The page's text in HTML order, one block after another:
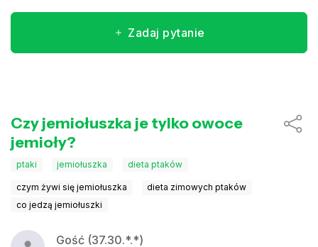
Zadaj pytanie
Czy jemiołuszka je tylko owoce
jemioły?
ptaki jemiołuszka dieta ptaków
czym żywi się jemiołuszka
dieta zimowych ptaków
co jedzą jemiołuszki
Gość (37.30.*.*)